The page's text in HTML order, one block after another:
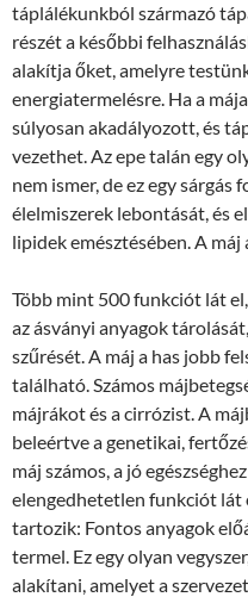
táplálékunkból származó
részét a későbbi
alakítja őket, amelyre
energiatermelésre. Ha a
súlyosan akadályozott, és
vezethet. Az epe talán egy
nem ismer, de ez egy sárgás
élelmiszerek lebontását, és
lipidek emésztésében. A
Több mint 500 funkciót lát
az ásványi anyagok
szűrését. A máj a has jobb
található. Számos
májrákot és a cirrózist. A
beleértve a genetikai,
máj számos, a jó
elengedhetetlen funkciót lát
tartozik: Fontos anyagok
termel. Ez egy olyan
alakítani, amelyet a